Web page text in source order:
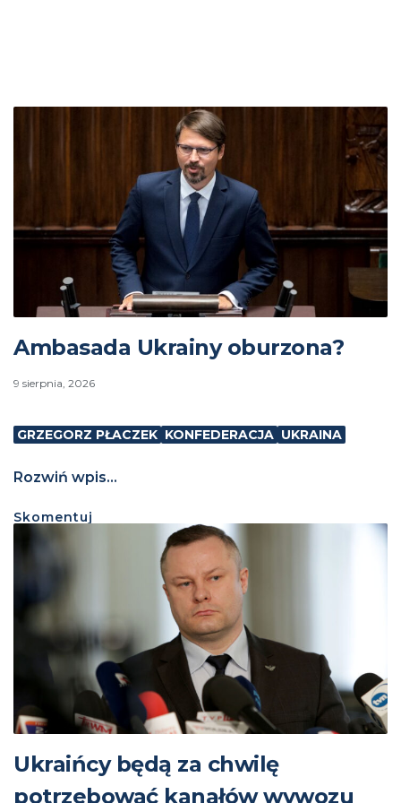
Ambasada Ukrainy oburzona?
9 sierpnia, 2026
GRZEGORZ PŁACZEK KONFEDERACJA UKRAINA
Rozwiń wpis...
Skomentuj
Ukraińcy będą za chwilę
potrzebować kanałów wywozu